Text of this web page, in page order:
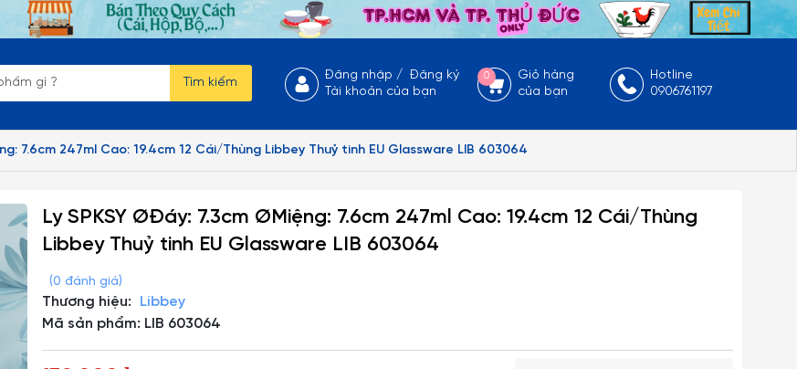
Tìm kiếm
Đăng nhập /Đăng ký
Tài khoản của bạn
0
Giỏ hàng
của bạn
Hotline
0906761197
7.6cm 247ml Cao: 19.4cm 12 Cái/Thùng Libbey Thuỷ tinh EU Glassware LIB 603064
Ly SPKSY ØĐáy: 7.3cm ØMiệng: 7.6cm 247ml Cao: 19.4cm 12 Cái/Thùng
Libbey Thuỷ tinh EU Glassware LIB 603064
(0 đánh giá)
Thương hiệu:
Libbey
Mã sản phẩm: LIB 603064